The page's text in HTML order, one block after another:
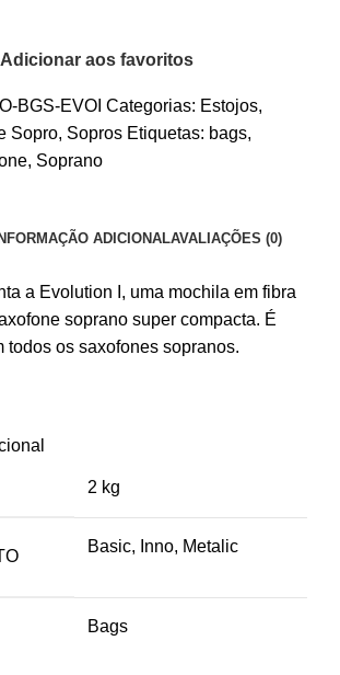
Adicionar aos favoritos
BGS-EVOI Categorias: Estojos,
Sopro, Sopros Etiquetas: bags,
, Soprano
ADICIONALAVALIAÇÕES (0)
a Evolution I, uma mochila em fibra
soprano super compacta. É
todos os saxofones sopranos.
2 kg
Basic, Inno, Metalic
Bags